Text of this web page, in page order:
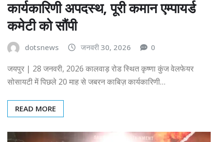
कार्यकारिणी अपदस्थ, पूरी कमान एम्पायर्ड
कमेटी को सौंपी
dotsnews जनवरी 30, 2026 0
जयपुर | 28 जनवरी, 2026 कालवाड़ रोड स्थित कृष्णा कुंज वेलफेयर
सोसायटी में पिछले 20 माह से जबरन काबिज़ कार्यकारिणी…
READ MORE